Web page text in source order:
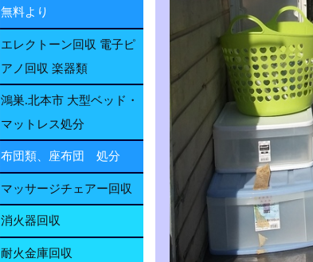
無料より
エレクトーン回収 電子ピ
アノ回収 楽器類
鴻巣.北本市 大型ベッド・
マットレス処分
布団類、座布団 処分
マッサージチェアー回収
消火器回収
耐火金庫回収